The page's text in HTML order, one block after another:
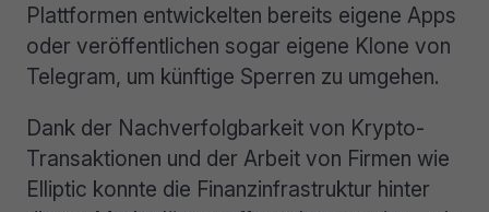
Plattformen entwickelten bereits eigene Apps
oder veröffentlichen sogar eigene Klone von
Telegram, um künftige Sperren zu umgehen.
Dank der Nachverfolgbarkeit von Krypto-
Transaktionen und der Arbeit von Firmen wie
Elliptic konnte die Finanzinfrastruktur hinter